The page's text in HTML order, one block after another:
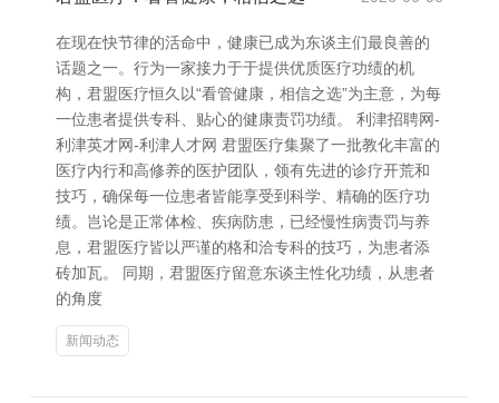
在现在快节律的活命中，健康已成为东谈主们最良善的
话题之一。行为一家接力于于提供优质医疗功绩的机
构，君盟医疗恒久以“看管健康，相信之选”为主意，为每
一位患者提供专科、贴心的健康责罚功绩。 利津招聘网-
利津英才网-利津人才网 君盟医疗集聚了一批教化丰富的
医疗内行和高修养的医护团队，领有先进的诊疗开荒和
技巧，确保每一位患者皆能享受到科学、精确的医疗功
绩。岂论是正常体检、疾病防患，已经慢性病责罚与养
息，君盟医疗皆以严谨的格和洽专科的技巧，为患者添
砖加瓦。 同期，君盟医疗留意东谈主性化功绩，从患者
的角度
新闻动态